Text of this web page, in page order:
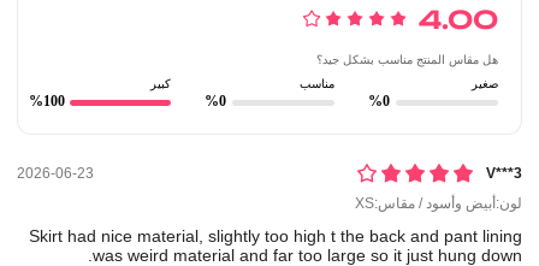
4.00
هل مقاس المنتج مناسب بشكل جيد؟
صغير
%0
مناسب
%0
كبير
%100
V***3
2026-06-23
لون:أبيض وأسود / مقاس:XS
Skirt had nice material, slightly too high t the back and pant lining
was weird material and far too large so it just hung down.